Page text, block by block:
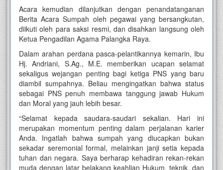
Acara kemudian dilanjutkan dengan penandatanganan
Berita Acara Sumpah oleh pegawai yang bersangkutan,
diikuti oleh para saksi resmi, dan disahkan langsung oleh
Ketua Pengadilan Agama Palangka Raya.
Dalam arahan perdana pasca-pelantikannya kemarin, Ibu
Hj. Andriani, S.Ag., M.E. memberikan ucapan selamat
sekaligus wejangan penting bagi ketiga PNS yang baru
diambil sumpahnya. Beliau mengingatkan bahwa status
sebagai PNS penuh membawa tanggung jawab Hukum
dan Moral yang jauh lebih besar.
“Selamat kepada saudara-saudari sekalian. Hari ini
merupakan momentum penting dalam perjalanan karier
Anda. Ingatlah bahwa sumpah yang diucapkan bukan
sekadar seremonial formal, melainkan janji setia kepada
tuhan dan negara. Saya berharap kehadiran rekan-rekan
muda dengan latar belakang keahlian Hukum, teknik, dan